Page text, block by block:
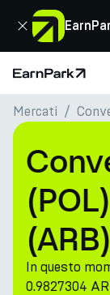
Chiudi
Pagina principale
Prodotti
Mercati
PARK
Risorse
Azienda
Mercati
(ARB)
In questo
0.9827304